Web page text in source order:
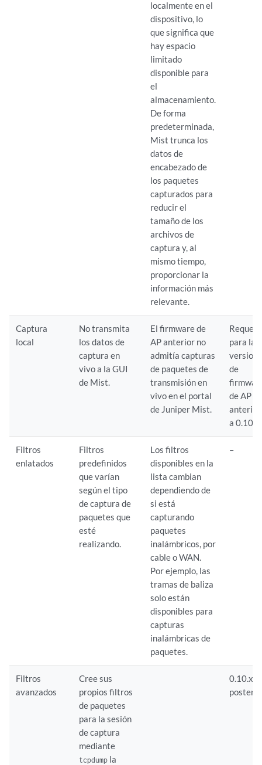
localmente en el
dispositivo, lo
que significa que
hay espacio
limitado
disponible para
el
almacenamiento.
De forma
predeterminada,
Mist trunca los
datos de
encabezado de
los paquetes
capturados para
reducir el
tamaño de los
archivos de
captura y, al
mismo tiempo,
proporcionar la
información más
relevante.
Captura
local
No transmita
los datos de
captura en
vivo a la GUI
de Mist.
El firmware de
AP anterior no
admitía capturas
de paquetes de
transmisión en
vivo en el portal
de Juniper Mist.
para las
de
de AP
a 0.10.x
Filtros
enlatados
Filtros
predefinidos
que varían
según el tipo
de captura de
paquetes que
esté
realizando.
Los filtros
disponibles en la
lista cambian
dependiendo de
si está
capturando
paquetes
inalámbricos, por
cable o WAN.
Por ejemplo, las
tramas de baliza
solo están
disponibles para
capturas
inalámbricas de
paquetes.
–
Filtros
avanzados
Cree sus
propios filtros
de paquetes
para la sesión
de captura
mediante
tcpdump la
0.10.x o